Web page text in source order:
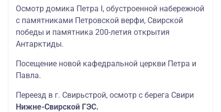
Осмотр домика Петра I, обустроенной набережной
с памятниками Петровской верфи, Свирской
победы и памятника 200-летия открытия
Антарктиды.
Посещение новой кафедральной церкви Петра и
Павла.
Переезд в г. Свирьстрой, осмотр с берега Свири
Нижне-Свирской ГЭС.